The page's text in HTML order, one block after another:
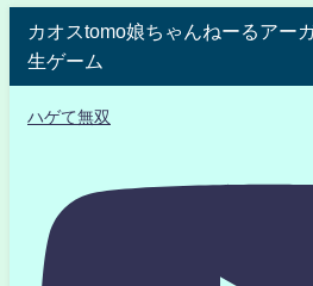
カオスtomo娘ちゃんねーるアー
生ゲーム
ハゲて無双